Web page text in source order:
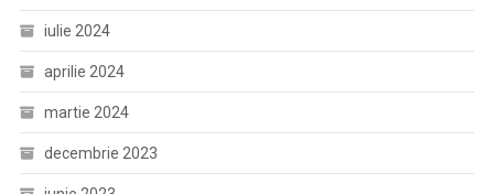
iulie 2024
aprilie 2024
martie 2024
decembrie 2023